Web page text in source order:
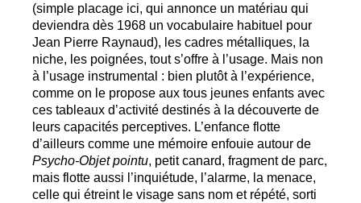
(simple placage ici, qui annonce un matériau qui
deviendra dès 1968 un vocabulaire habituel pour
Jean Pierre Raynaud), les cadres métalliques, la
niche, les poignées, tout s’offre à l’usage. Mais non
à l’usage instrumental : bien plutôt à l’expérience,
comme on le propose aux tous jeunes enfants avec
ces tableaux d’activité destinés à la découverte de
leurs capacités perceptives. L’enfance flotte
d’ailleurs comme une mémoire enfouie autour de
Psycho-Objet pointu, petit canard, fragment de parc,
mais flotte aussi l’inquiétude, l’alarme, la menace,
celle qui étreint le visage sans nom et répété, sorti